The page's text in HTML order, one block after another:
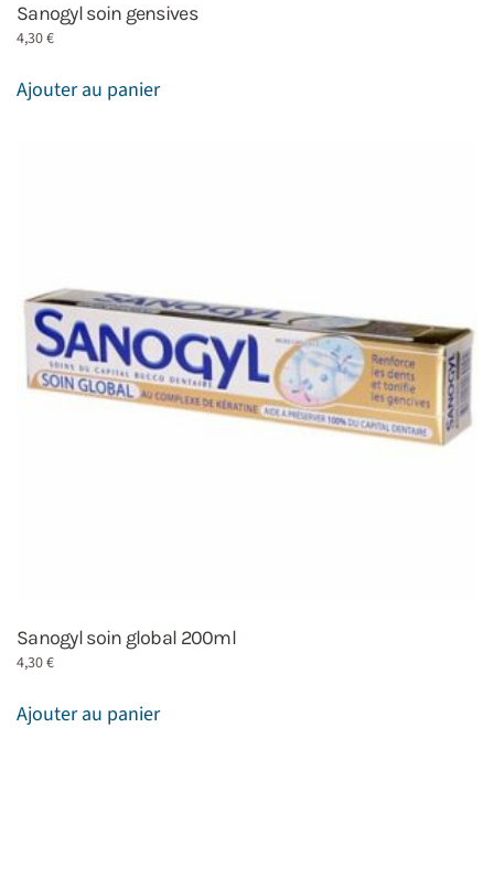
Sanogyl soin gensives
4,30€
Ajouter au panier
Sanogyl soin global 200ml
4,30€
Ajouter au panier